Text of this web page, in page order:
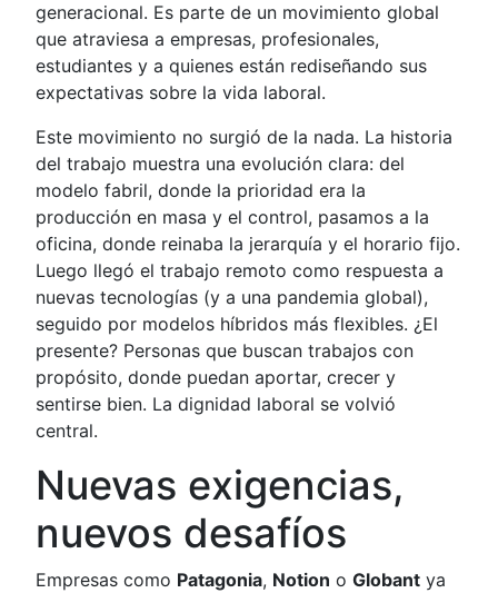
generacional. Es parte de un movimiento global
que atraviesa a empresas, profesionales,
estudiantes y a quienes están rediseñando sus
expectativas sobre la vida laboral.
Este movimiento no surgió de la nada. La historia
del trabajo muestra una evolución clara: del
modelo fabril, donde la prioridad era la
producción en masa y el control, pasamos a la
oficina, donde reinaba la jerarquía y el horario fijo.
Luego llegó el trabajo remoto como respuesta a
nuevas tecnologías (y a una pandemia global),
seguido por modelos híbridos más flexibles. ¿El
presente? Personas que buscan trabajos con
propósito, donde puedan aportar, crecer y
sentirse bien. La dignidad laboral se volvió
central.
Nuevas exigencias,
nuevos desafíos
Empresas como Patagonia, Notion oGlobant ya